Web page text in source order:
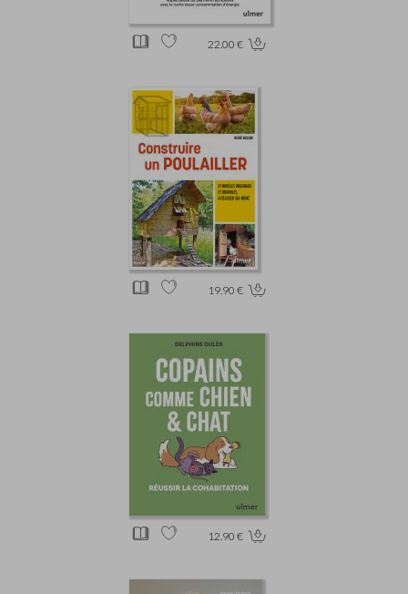
22.00 €
19.90 €
12.90 €